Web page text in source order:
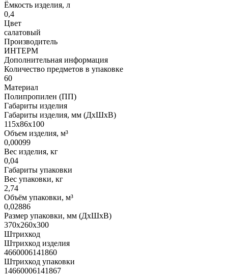
Ёмкость изделия, л
0,4
Цвет
салатовый
Производитель
ИНТЕРМ
Дополнительная информация
Количество предметов в упаковке
60
Материал
Полипропилен (ПП)
Габариты изделия
Габариты изделия, мм (ДхШхВ)
115х86х100
Объем изделия, м³
0,00099
Вес изделия, кг
0,04
Габариты упаковки
Вес упаковки, кг
2,74
Объём упаковки, м³
0,02886
Размер упаковки, мм (ДхШхВ)
370х260х300
Штрихкод
Штрихкод изделия
4660006141860
Штрихкод упаковки
14660006141867